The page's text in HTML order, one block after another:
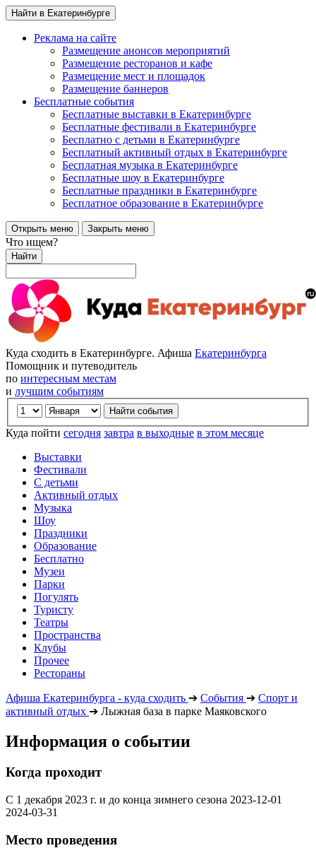
Найти в Екатеринбурге
Реклама на сайте
Размещение анонсов мероприятий
Размещение ресторанов и кафе
Размещение мест и площадок
Размещение баннеров
Бесплатные события
Бесплатные выставки в Екатеринбурге
Бесплатные фестивали в Екатеринбурге
Бесплатно с детьми в Екатеринбурге
Бесплатный активный отдых в Екатеринбурге
Бесплатная музыка в Екатеринбурге
Бесплатные шоу в Екатеринбурге
Бесплатные праздники в Екатеринбурге
Бесплатное образование в Екатеринбурге
Открыть меню Закрыть меню
Что ищем?
Найти
Куда сходить в Екатеринбурге. Афиша Екатеринбурга
Помощник и путеводитель
по интересным местам
и лучшим событиям
Куда пойти сегодня завтра в выходные в этом месяце
Выставки
Фестивали
С детьми
Активный отдых
Музыка
Шоу
Праздники
Образование
Бесплатно
Музеи
Парки
Погулять
Туристу
Театры
Пространства
Клубы
Прочее
Рестораны
Афиша Екатеринбурга - куда сходить ➔ События ➔ Спорт и
активный отдых ➔ Лыжная база в парке Маяковского
Информация о событии
Когда проходит
С 1 декабря 2023 г. и до конца зимнего сезона 2023-12-01
2024-03-31
Место проведения